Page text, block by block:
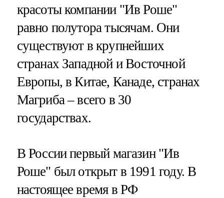
красоты компании "Ив Роше"
равно полутора тысячам. Они
существуют в крупнейших
странах Западной и Восточной
Европы, в Китае, Канаде, странах
Магриба – всего в 30
государствах.
В России первый магазин "Ив
Роше" был открыт в 1991 году. В
настоящее время в РФ